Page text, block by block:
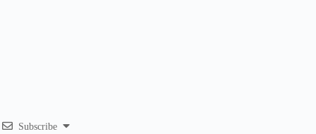
Subscribe